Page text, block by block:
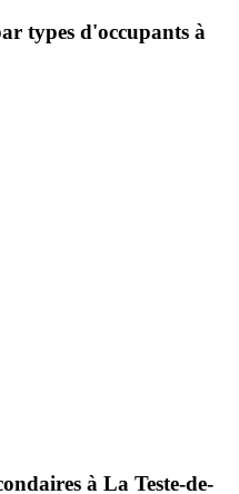
types d'occupants à
à La Teste-de-